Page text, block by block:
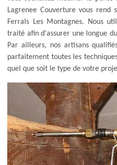
Lagrenee Couverture vous
Ferrals Les Montagnes. Nous
traité afin d'assurer une longue
Par ailleurs, nos artisans
parfaitement toutes les
quel que soit le type de votre